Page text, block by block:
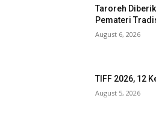
Taroreh
Pemateri
August 6, 2026
TIFF 2026, 12
August 5, 2026